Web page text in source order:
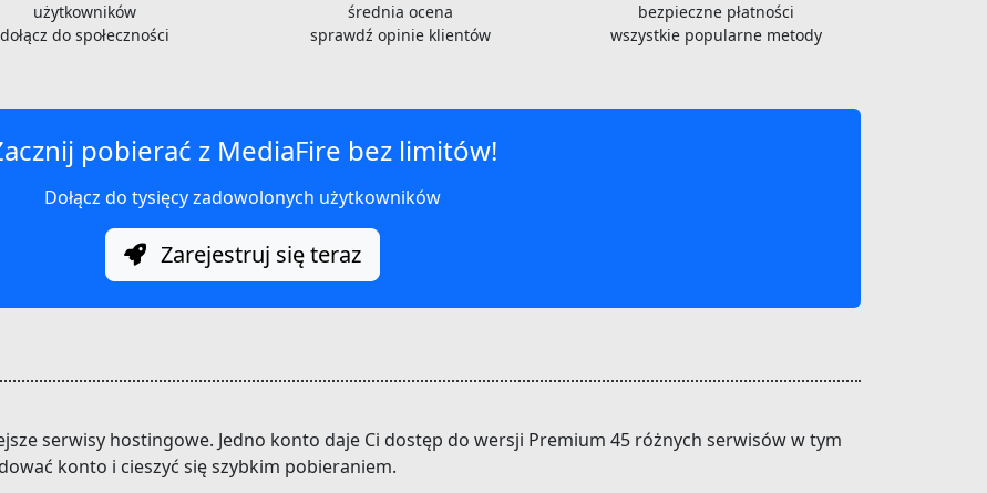
użytkowników
dołącz do społeczności
średnia ocena
sprawdź opinie klientów
bezpieczne płatności
wszystkie popularne metody
pobierać z MediaFire bez limitów!
Dołącz do tysięcy zadowolonych użytkowników
Zarejestruj się teraz
serwisy hostingowe. Jedno konto daje Ci dostęp do wersji Premium 45 różnych serwisów w tym
konto i cieszyć się szybkim pobieraniem.